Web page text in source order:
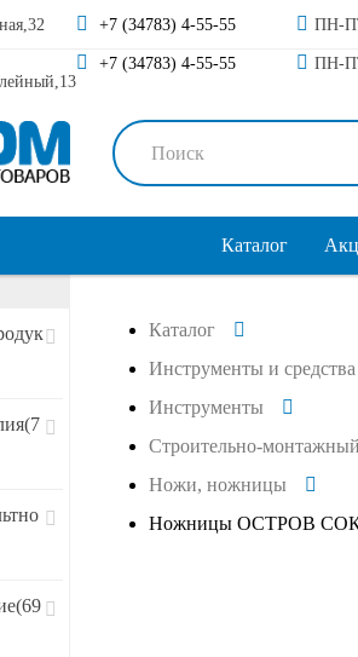
+7 (34783) 4-55-55
+7 (34783) 4-55-55
ПН-
ПН-
Каталог
(7
(69
Каталог
Инструменты и
Инструменты
Строительно-
Ножи, ножницы
Ножницы ОСТРОВ